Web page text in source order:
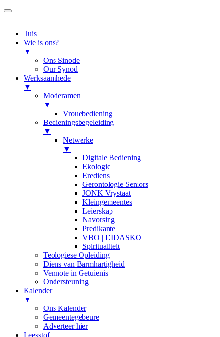
Tuis
Wie is ons?
▼
Ons Sinode
Our Synod
Werksaamhede
▼
Moderamen
▼
Vrouebediening
Bedieningsbegeleiding
▼
Netwerke
▼
Digitale Bediening
Ekologie
Erediens
Gerontologie Seniors
JONK Vrystaat
Kleingemeentes
Leierskap
Navorsing
Predikante
VBO | DIDASKO
Spiritualiteit
Teologiese Opleiding
Diens van Barmhartigheid
Vennote in Getuienis
Ondersteuning
Kalender
▼
Ons Kalender
Gemeentegebeure
Adverteer hier
Leesstof